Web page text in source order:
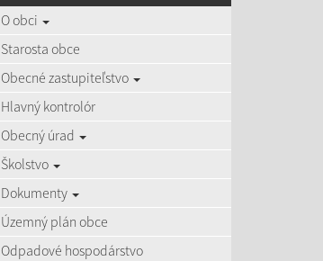
O obci
Starosta obce
Obecné zastupiteľstvo
Hlavný kontrolór
Obecný úrad
Školstvo
Dokumenty
Územný plán obce
Odpadové hospodárstvo